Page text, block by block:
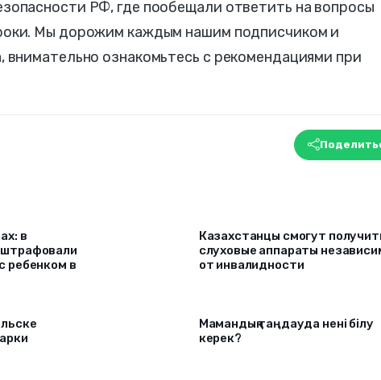
РФ, где пообещали ответить на вопросы
Мы дорожим каждым нашим подписчиком и
ознакомьтесь с рекомендациями при
в
ребенком в
Казахстанцы смогут
слуховые аппараты
от инвалидности
Мамандық таңдауда нені білу
керек?